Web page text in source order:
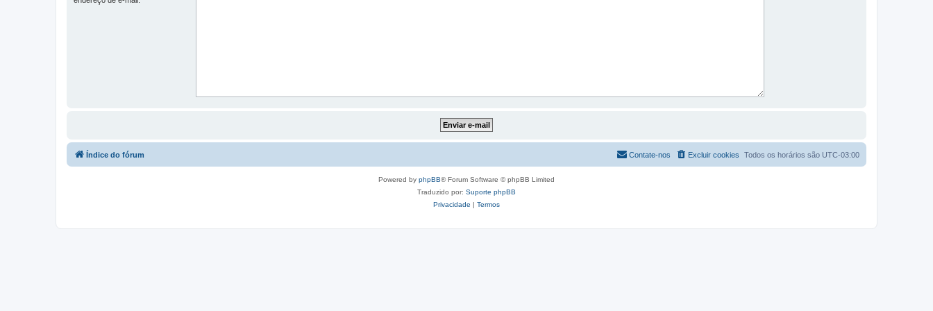
Índice do fórum Todos os horários são UTC-03:00
Excluir cookies
Contate-nos
Powered by phpBB® Forum Software © phpBB Limited
Traduzido por: Suporte phpBB
Privacidade | Termos